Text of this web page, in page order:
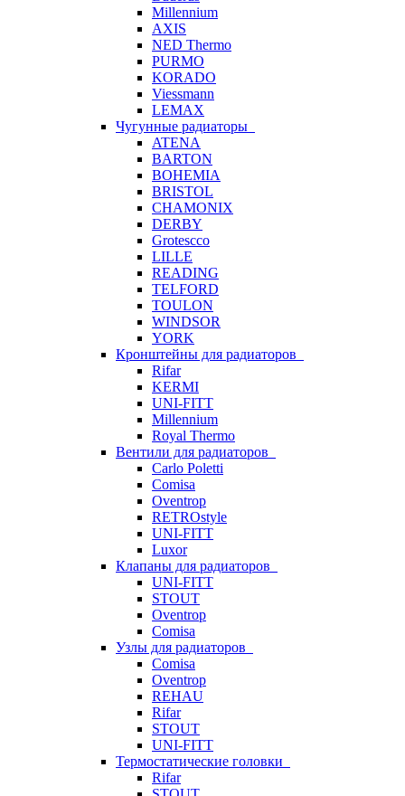
Millennium
AXIS
NED Thermo
PURMO
KORADO
Viessmann
LEMAX
Чугунные радиаторы
ATENA
BARTON
BOHEMIA
BRISTOL
CHAMONIX
DERBY
Grotescco
LILLE
READING
TELFORD
TOULON
WINDSOR
YORK
Кронштейны для радиаторов
Rifar
KERMI
UNI-FITT
Millennium
Royal Thermo
Вентили для радиаторов
Carlo Poletti
Comisa
Oventrop
RETROstyle
UNI-FITT
Luxor
Клапаны для радиаторов
UNI-FITT
STOUT
Oventrop
Comisa
Узлы для радиаторов
Comisa
Oventrop
REHAU
Rifar
STOUT
UNI-FITT
Термостатические головки
Rifar